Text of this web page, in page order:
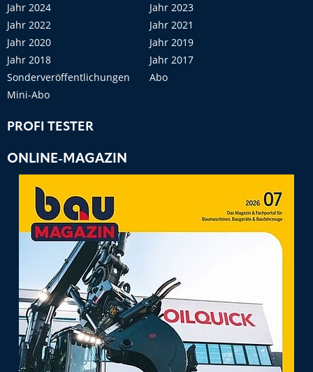
Jahr 2024
Jahr 2023
Jahr 2022
Jahr 2021
Jahr 2020
Jahr 2019
Jahr 2018
Jahr 2017
Sonderveröffentlichungen
Abo
Mini-Abo
PROFI TESTER
ONLINE-MAGAZIN